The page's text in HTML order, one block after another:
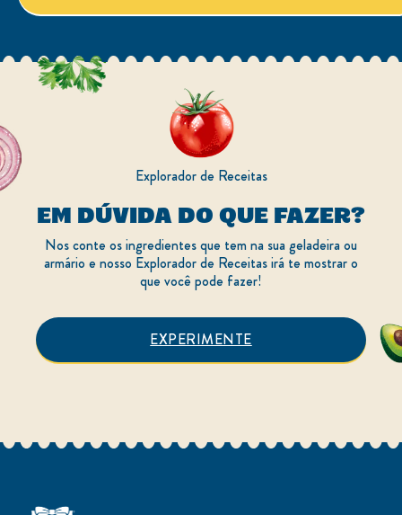
Explorador de Receitas
EM DÚVIDA DO QUE FAZER?
Nos conte os ingredientes que tem na sua geladeira ou
armário e nosso Explorador de Receitas irá te mostrar o
que você pode fazer!
EXPERIMENTE